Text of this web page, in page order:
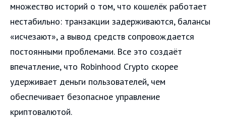
множество историй о том, что кошелёк работает
нестабильно: транзакции задерживаются, балансы
«исчезают», а вывод средств сопровождается
постоянными проблемами. Все это создаёт
впечатление, что Robinhood Crypto скорее
удерживает деньги пользователей, чем
обеспечивает безопасное управление
криптовалютой.